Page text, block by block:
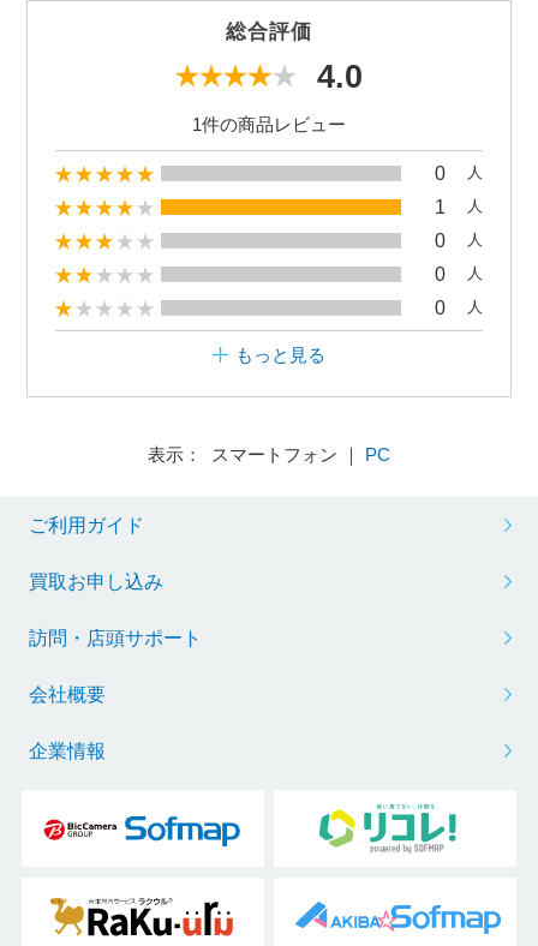
総合評価
4.0
1件の商品レビュー
0 人
1 人
0 人
0 人
0 人
もっと見る
表示： スマートフォン ｜ PC
ご利用ガイド
買取お申し込み
訪問・店頭サポート
会社概要
企業情報